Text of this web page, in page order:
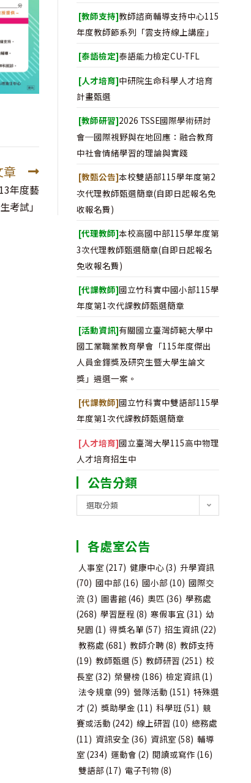
章
年度藝
考試」
[教師支持]教師諮商輔導支持中心115
年度教師節系列「雲支持線上講座」
[泰語檢定]泰語能力檢定CU-TFL
[人才培育]中研院生命科學人才培育
計畫甄選
[教師研習]2026 TSSE國際學術研討
會─國際視野與在地回應：融合教育
中社會情緒學習的理論與實踐
[教甄公告]本校雙語部115學年度第2
次代理教師甄選簡章(自即日起報名免
收報名費)
[代理教師]本校高國中部115學年度第
3次代理教師甄選簡章(自即日起報名
免收報名費)
[代課教師]國立竹科實中國小部115學
年度第1次代課教師甄選簡章
[活動資訊]有關國立臺灣師範大學中
國工業職業教育學會「115年度傑出
人員金鐸獎及研究生暨大學生論文
獎」遴選一案。
[代課教師]國立竹科實中雙語部115學
年度第1次代課教師甄選簡章
[人才培育]國立臺灣大學115高中物理
人才培育招生中
公告分類
告
類
選取分類
各處室公告
人事室 (217) 健康中心(3) 升學資訊
(70) 國中部 (16) 國小部 (10) 國際交
流 (3) 圖書館 (46) 奧匹 (36) 學務處
(268) 學習歷程 (8) 寒假事宜 (31) 幼
兒園 (1) 得獎名單 (57) 招生資訊(22)
教務處 (681) 教師介聘(8) 教師支持
(19) 教師甄選 (5) 教師研習 (251) 校
長室 (32) 榮譽榜 (186) 檢定資訊(1)
法令規章 (99) 營隊活動 (151) 特殊選
才 (2) 獎助學金 (11) 科學班 (51) 競
賽或活動 (242) 線上研習 (10) 總務處
(11) 資訊安全 (36) 資訊室 (58) 輔導
室 (234) 運動會 (2) 閱讀或寫作 (16)
雙語部 (17) 電子刊物 (8)